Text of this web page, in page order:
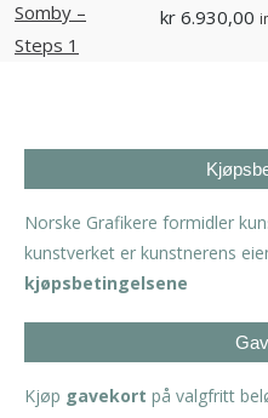
kr 6.930,00
Norske Grafikere formidler
kunstverket er kunstnerens
kjøpsbetingelsene
Kjøp gavekort på valgfritt